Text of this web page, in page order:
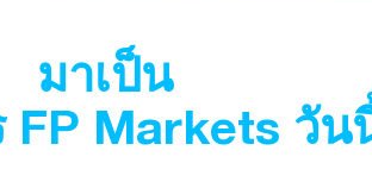
มาเป็น
FP Markets วัน